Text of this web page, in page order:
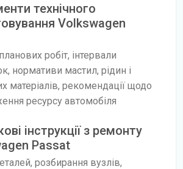
технічного
Volkswagen
робіт, інтервали
нормативи мастил, рідин і
матеріалів, рекомендації щодо
ресурсу автомобіля
інструкції з ремонту
Passat
розбирання вузлів,